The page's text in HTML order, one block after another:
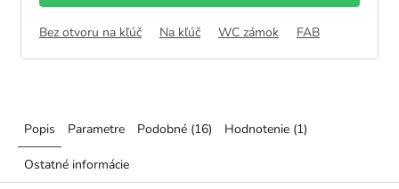
Bez otvoru na kľúč Na kľúč WC zámok FAB
Popis Parametre Podobné (16) Hodnotenie (1)
Ostatné informácie